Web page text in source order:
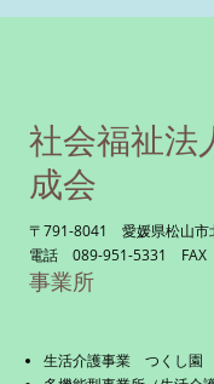
社会福祉法
成会
〒791-8041 愛媛県松山市
電話 089-951-5331 FAX
事業所
生活介護事業 つくし園